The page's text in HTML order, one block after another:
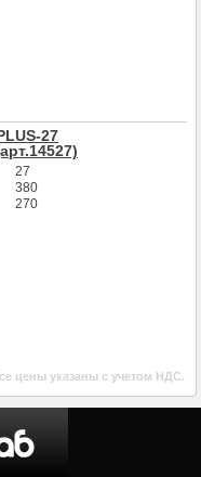
27
27
380
270
цены указаны с учетом НДС.